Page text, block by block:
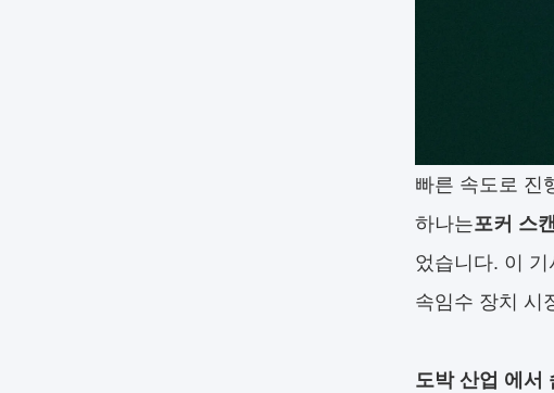
빠른 속도로 진
하나는포커 스
었습니다. 이
속임수 장치 시
도박 산업 에서